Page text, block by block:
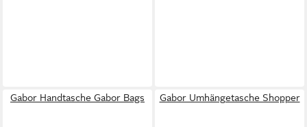
Gabor Handtasche Gabor Bags Gabor Umhängetasche Shopper